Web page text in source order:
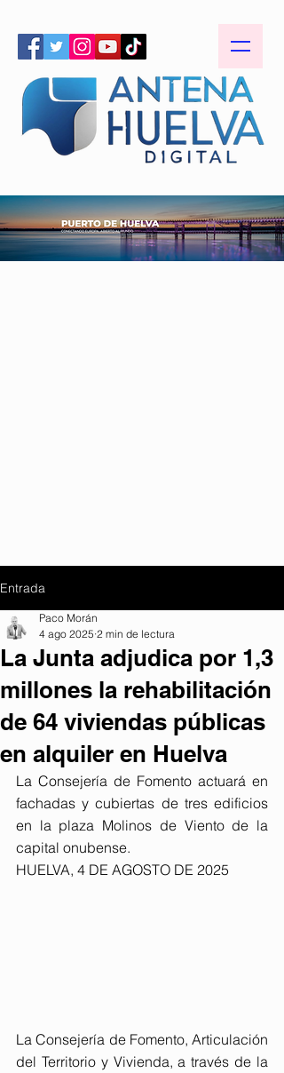
Entrada
La Junta adjudica por 1,3
millones la rehabilitación
de 64 viviendas públicas
en alquiler en Huelva
Paco Morán
4 ago 2025 2 min de lectura
La Consejería de Fomento actuará en
fachadas y cubiertas de tres edificios
en la plaza Molinos de Viento de la
capital onubense.
HUELVA, 4 DE AGOSTO DE 2025
La Consejería de Fomento, Articulación
del Territorio y Vivienda, a través de la